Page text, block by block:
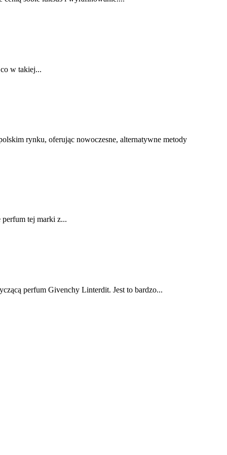
w takiej...
rynku, oferując nowoczesne, alternatywne metody
tej marki z...
perfum Givenchy Linterdit. Jest to bardzo...